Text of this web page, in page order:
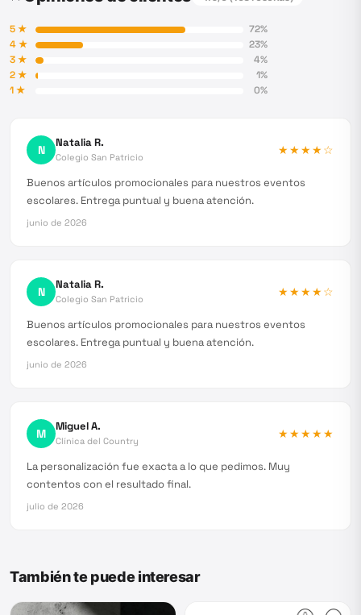
5★ 72%
4★ 23%
3★ 4%
2★ 1%
1★ 0%
N Natalia R.
Colegio San Patricio
★★★★☆
Buenos artículos promocionales para nuestros eventos
escolares. Entrega puntual y buena atención.
junio de 2026
N Natalia R.
Colegio San Patricio
★★★★☆
Buenos artículos promocionales para nuestros eventos
escolares. Entrega puntual y buena atención.
junio de 2026
M Miguel A.
Clínica del Country
★★★★★
La personalización fue exacta a lo que pedimos. Muy
contentos con el resultado final.
julio de 2026
También te puede interesar